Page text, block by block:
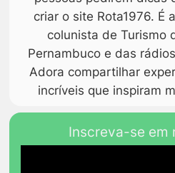
criar o site Rota1976. É
colunista de Turismo
Pernambuco e das
Adora compartilhar
incríveis que inspiram
Inscreva-se em